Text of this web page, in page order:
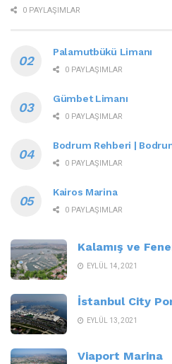
0 PAYLAŞIMLAR
Palamutbükü Limanı
0 PAYLAŞIMLAR
Gümbet Limanı
0 PAYLAŞIMLAR
Bodrum Rehberi |
0 PAYLAŞIMLAR
Kairos Marina
0 PAYLAŞIMLAR
Kalamış ve
EYLÜL 14, 2021
İstanbul City
EYLÜL 13, 2021
Viaport Marina